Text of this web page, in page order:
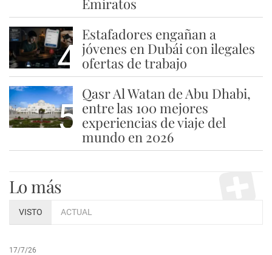
Emiratos
4
Estafadores engañan a
jóvenes en Dubái con ilegales
ofertas de trabajo
5
Qasr Al Watan de Abu Dhabi,
entre las 100 mejores
experiencias de viaje del
mundo en 2026
Lo más
VISTO ACTUAL
17/7/26